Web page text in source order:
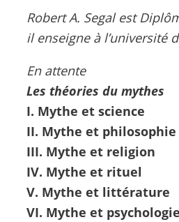
Robert A. Segal est
il enseigne à l’université
En attente
Les théories du mythes
I. Mythe et science
II. Mythe et philosophie
III. Mythe et religion
IV. Mythe et rituel
V. Mythe et littérature
VI. Mythe et psychologie